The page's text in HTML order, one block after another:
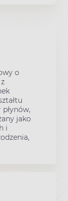
o
jako
i